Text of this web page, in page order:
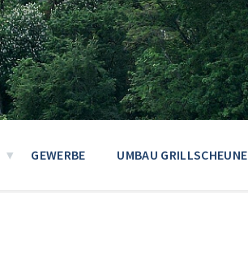
GEWERBE UMBAU GRILLSCHEUNE